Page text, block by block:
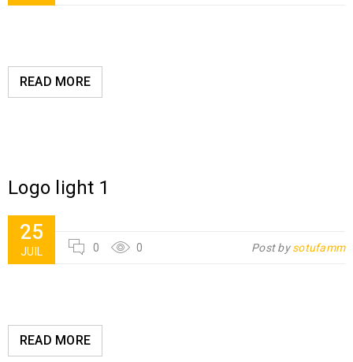
READ MORE
Logo light 1
25
JUIL 0 0 Post bysotufamm
READ MORE